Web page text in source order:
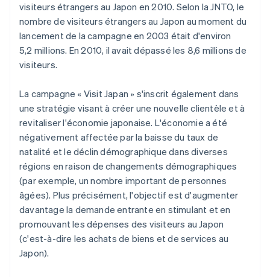
visiteurs étrangers au Japon en 2010. Selon la JNTO, le
nombre de visiteurs étrangers au Japon au moment du
lancement de la campagne en 2003 était d'environ
5,2 millions. En 2010, il avait dépassé les 8,6 millions de
visiteurs.
La campagne « Visit Japan » s'inscrit également dans
une stratégie visant à créer une nouvelle clientèle et à
revitaliser l'économie japonaise. L'économie a été
négativement affectée par la baisse du taux de
natalité et le déclin démographique dans diverses
régions en raison de changements démographiques
(par exemple, un nombre important de personnes
âgées). Plus précisément, l'objectif est d'augmenter
davantage la demande entrante en stimulant et en
promouvant les dépenses des visiteurs au Japon
(c'est-à-dire les achats de biens et de services au
Japon).